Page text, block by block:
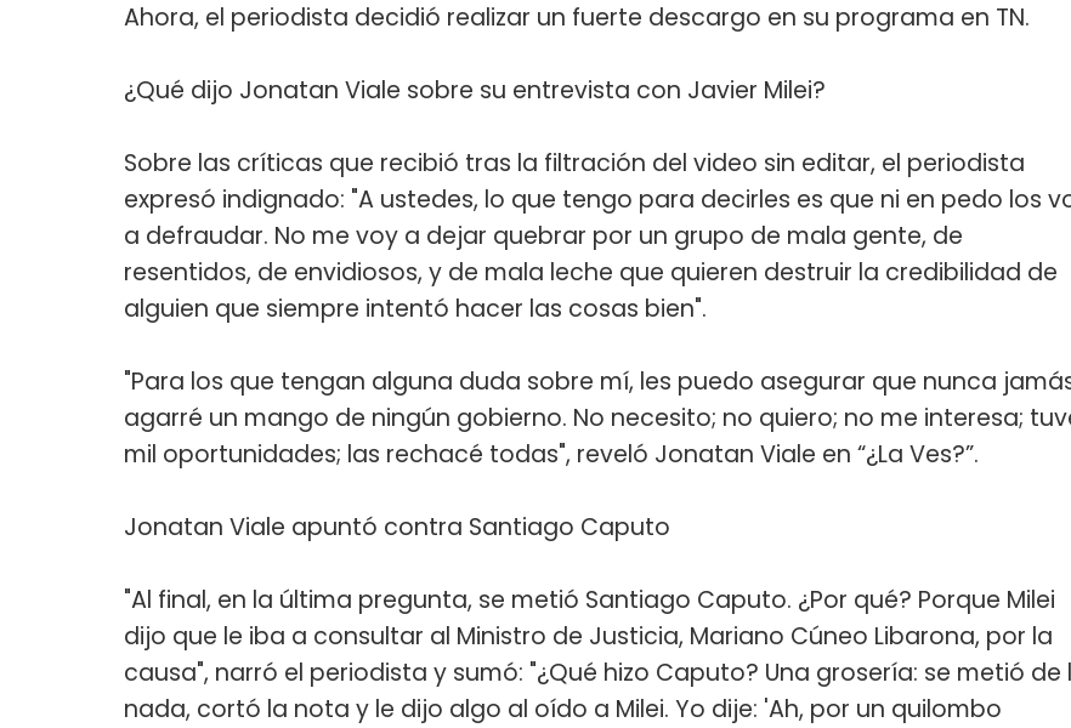
Ahora, el periodista decidió realizar un fuerte descargo en su programa en TN.
¿Qué dijo Jonatan Viale sobre su entrevista con Javier Milei?
Sobre las críticas que recibió tras la filtración del video sin editar, el periodista
expresó indignado: "A ustedes, lo que tengo para decirles es que ni en pedo los
a defraudar. No me voy a dejar quebrar por un grupo de mala gente, de
resentidos, de envidiosos, y de mala leche que quieren destruir la credibilidad de
alguien que siempre intentó hacer las cosas bien".
"Para los que tengan alguna duda sobre mí, les puedo asegurar que nunca
agarré un mango de ningún gobierno. No necesito; no quiero; no me interesa;
mil oportunidades; las rechacé todas", reveló Jonatan Viale en “¿La Ves?”.
Jonatan Viale apuntó contra Santiago Caputo
"Al final, en la última pregunta, se metió Santiago Caputo. ¿Por qué? Porque Milei
dijo que le iba a consultar al Ministro de Justicia, Mariano Cúneo Libarona, por la
causa", narró el periodista y sumó: "¿Qué hizo Caputo? Una grosería: se metió de
nada, cortó la nota y le dijo algo al oído a Milei. Yo dije: 'Ah, por un quilombo